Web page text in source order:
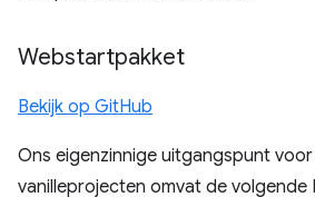
Webstartpakket
Bekijk op GitHub
Ons eigenzinnige uitgangspunt
vanilleprojecten omvat de volgende